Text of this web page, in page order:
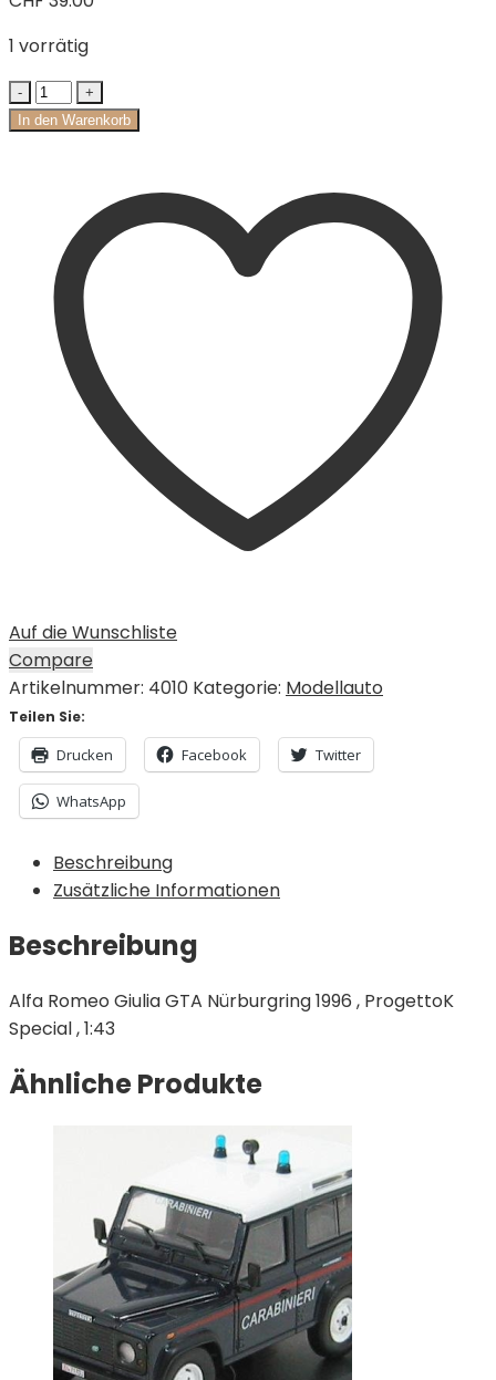
1 vorrätig
In den Warenkorb
Auf die Wunschliste
Compare
Artikelnummer: 4010 Kategorie: Modellauto
Teilen Sie:
Drucken Facebook Twitter
WhatsApp
Beschreibung
Zusätzliche Informationen
Beschreibung
Alfa Romeo Giulia GTA Nürburgring 1996 , ProgettoK
Special , 1:43
Ähnliche Produkte